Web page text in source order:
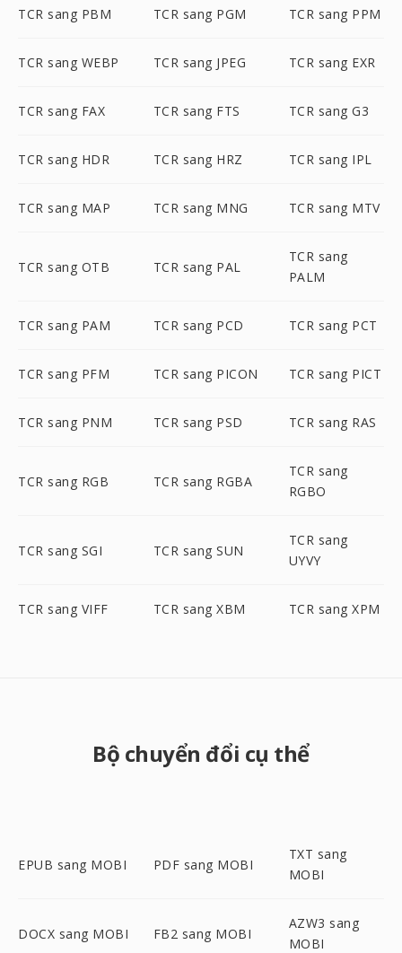
TCR sang PBM TCR sang PGM TCR sang PPM
TCR sang WEBP TCR sang JPEG TCR sang EXR
TCR sang FAX TCR sang FTS TCR sang G3
TCR sang HDR TCR sang HRZ TCR sang IPL
TCR sang MAP TCR sang MNG TCR sang MTV
TCR sang OTB TCR sang PAL
TCR sang
PALM
TCR sang PAM TCR sang PCD TCR sang PCT
TCR sang PFM TCR sang PICON TCR sang PICT
TCR sang PNM TCR sang PSD TCR sang RAS
TCR sang RGB TCR sang RGBA
TCR sang
RGBO
TCR sang SGI TCR sang SUN
TCR sang
UYVY
TCR sang VIFF TCR sang XBM TCR sang XPM
Bộ chuyển đổi cụ thể
EPUB sang MOBI PDF sang MOBI
TXT sang
MOBI
DOCX sang MOBI FB2 sang MOBI
AZW3 sang
MOBI